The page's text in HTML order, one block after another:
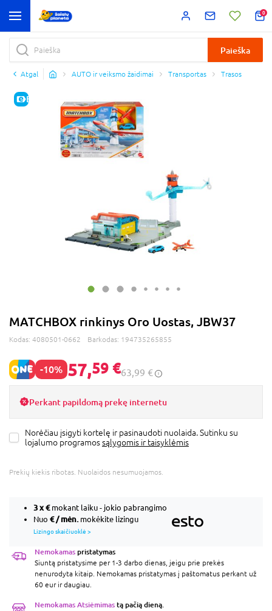
0
Paieška
Atgal AUTO ir veiksmo žaidimai Transportas Trasos
E-KAINA
MATCHBOX rinkinys Oro Uostas, JBW37
Kodas: 4080501-0662 Barkodas: 194735265855
-10% 57,59 €63,99 €
Perkant papildomą prekę internetu
Norėčiau įsigyti kortelę ir pasinaudoti nuolaida. Sutinku su
lojalumo programossąlygomis ir taisyklėmis
Prekių kiekis ribotas. Nuolaidos nesumuojamos.
3 x€mokant laiku - jokio pabrangimo
Nuo € / mėn. mokėkite lizingu
Lizingo skaičiuoklė >
Nemokamas pristatymas
Siuntą pristatysime per 1-3 darbo dienas, jeigu prie prekės
nenurodyta kitaip. Nemokamas pristatymas į paštomatus perkant už
60 eur ir daugiau.
Nemokamas Atsiėmimas tą pačią dieną.